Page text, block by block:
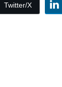
Twitter/X